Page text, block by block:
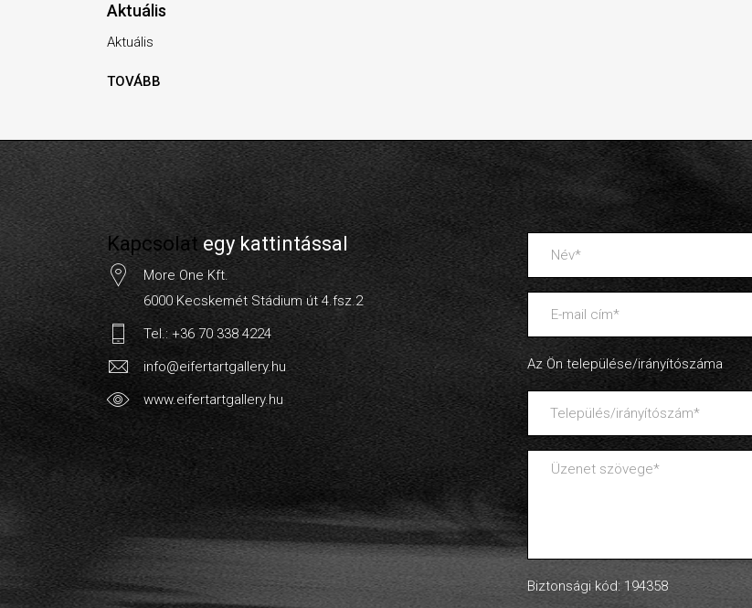
Aktuális
Aktuális
TOVÁBB
Kapcsolat egy kattintással
More One Kft.
6000 Kecskemét Stádium út 4.fsz.2
Tel.: +36 70 338 4224
info@eifertartgallery.hu
www.eifertartgallery.hu
Az Ön települése/irányítószáma
Biztonsági kód: 194358